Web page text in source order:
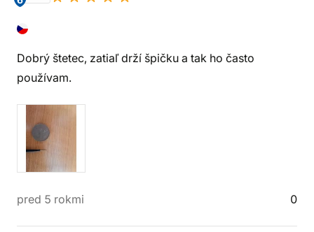
Dobrý štetec, zatiaľ drží špičku a tak ho často
používam.
pred 5 rokmi 0